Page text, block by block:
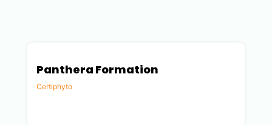
Panthera Formation
Certiphyto